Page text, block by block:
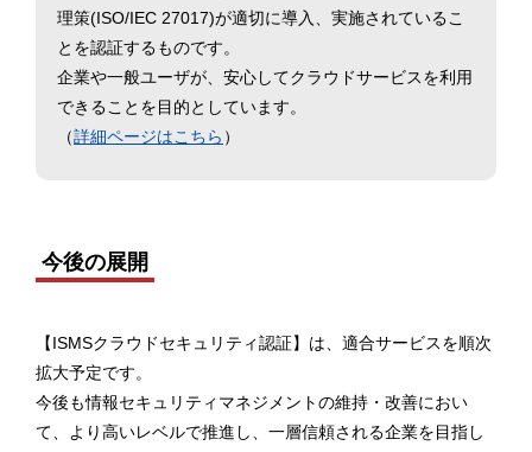
理策(ISO/IEC 27017)が適切に導入、実施されているこ
とを認証するものです。
企業や一般ユーザが、安心してクラウドサービスを利用
できることを目的としています。
（詳細ページはこちら ）
今後の展開
【ISMSクラウドセキュリティ認証】は、適合サービスを順次
拡大予定です。
今後も情報セキュリティマネジメントの維持・改善におい
て、より高いレベルで推進し、一層信頼される企業を目指し